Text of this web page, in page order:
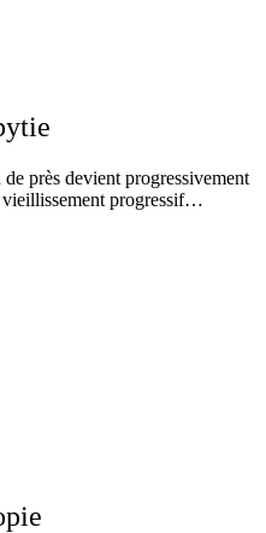
près devient progressivement
progressif…